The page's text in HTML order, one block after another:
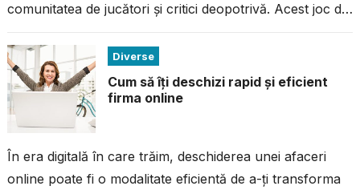
comunitatea de jucători și critici deopotrivă. Acest joc de
Diverse
Cum să îți deschizi rapid și eficient
firma online
În era digitală în care trăim, deschiderea unei afaceri
online poate fi o modalitate eficientă de a-ți transforma